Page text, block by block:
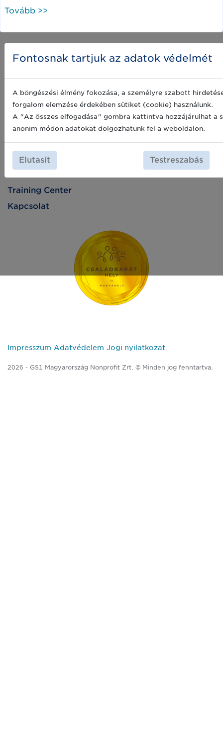
Tovább >>
Első lépések
Training Center
Kapcsolat
Impresszum Adatvédelem Jogi nyilatkozat
2026 - GS1 Magyarország Nonprofit Zrt. © Minden jog fenntartva.
Fontosnak tartjuk az adatok védelmét
A böngészési élmény fokozása, a személyre szabott
forgalom elemzése érdekében sütiket (cookie) használunk.
A "Az összes elfogadása" gombra kattintva hozzájárulhat a
anonim módon adatokat dolgozhatunk fel a weboldalon.
Elutasít Testreszabás